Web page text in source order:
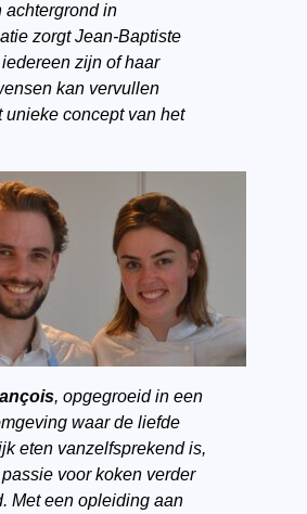
achtergrond in
zorgt Jean-Baptiste
zijn of haar
kan vervullen
unieke concept van het
, opgegroeid in een
waar de liefde
eten vanzelfsprekend is,
voor koken verder
Met een opleiding aan